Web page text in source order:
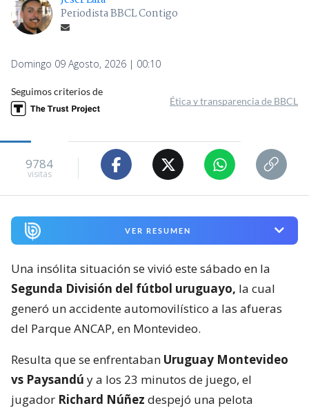
Periodista BBCL Contigo
Domingo 09 Agosto, 2026 | 00:10
Seguimos criterios de
Ética y transparencia de BBCL
9784
visitas
VER RESUMEN
Una insólita situación se vivió este sábado en la
Segunda División del fútbol uruguayo, la cual
generó un accidente automovilístico a las afueras
del Parque ANCAP, en Montevideo.
Resulta que se enfrentaban Uruguay Montevideo
vs Paysandú y a los 23 minutos de juego, el
jugador Richard Núñez despejó una pelota